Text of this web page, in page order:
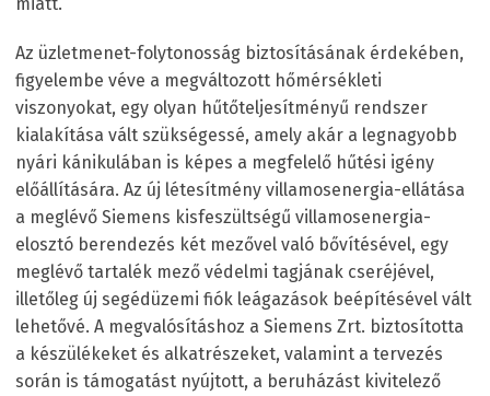
Az üzletmenet-folytonosság biztosításának érdekében,
figyelembe véve a megváltozott hőmérsékleti
viszonyokat, egy olyan hűtőteljesítményű rendszer
kialakítása vált szükségessé, amely akár a legnagyobb
nyári kánikulában is képes a megfelelő hűtési igény
előállítására. Az új létesítmény villamosenergia-ellátása
a meglévő Siemens kisfeszültségű villamosenergia-
elosztó berendezés két mezővel való bővítésével, egy
meglévő tartalék mező védelmi tagjának cseréjével,
illetőleg új segédüzemi fiók leágazások beépítésével vált
lehetővé. A megvalósításhoz a Siemens Zrt. biztosította
a készülékeket és alkatrészeket, valamint a tervezés
során is támogatást nyújtott, a beruházást kivitelező